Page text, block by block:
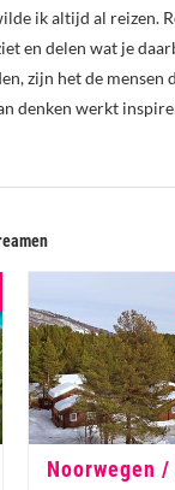
ik altijd al reizen.
en delen wat je
zijn het de mensen
denken werkt
Noorwegen